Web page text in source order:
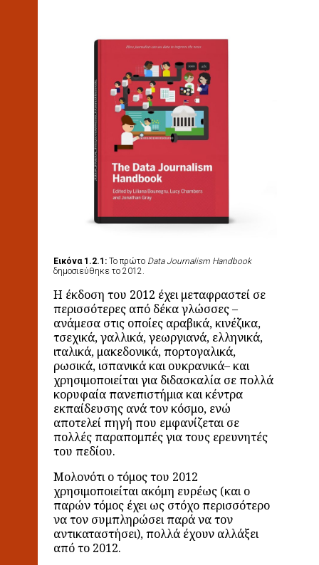
Εικόνα 1.2.1: To πρώτο Data Journalism Handbook
δημοσιεύθηκε το 2012.
Η έκδοση του 2012 έχει μεταφραστεί σε
περισσότερες από δέκα γλώσσες –
ανάμεσα στις οποίες αραβικά, κινέζικα,
τσεχικά, γαλλικά, γεωργιανά, ελληνικά,
ιταλικά, μακεδονικά, πορτογαλικά,
ρωσικά, ισπανικά και ουκρανικά– και
χρησιμοποιείται για διδασκαλία σε πολλά
κορυφαία πανεπιστήμια και κέντρα
εκπαίδευσης ανά τον κόσμο, ενώ
αποτελεί πηγή που εμφανίζεται σε
πολλές παραπομπές για τους ερευνητές
του πεδίου.
Μολονότι ο τόμος του 2012
χρησιμοποιείται ακόμη ευρέως (και ο
παρών τόμος έχει ως στόχο περισσότερο
να τον συμπληρώσει παρά να τον
αντικαταστήσει), πολλά έχουν αλλάξει
από το 2012.